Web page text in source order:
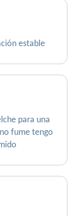
estable
para una
fume tengo